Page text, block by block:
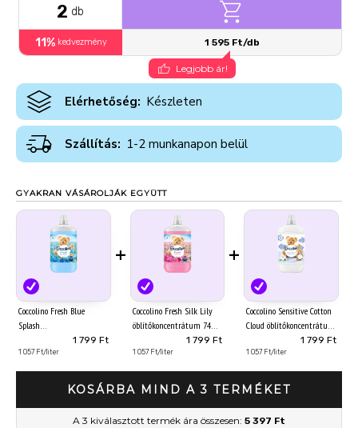
2 db
11%kedvezmény 1 595 Ft/db
Legjobb ár!
Elérhetőség: Készleten
Szállítás: 1-2 munkanapon belül
GYAKRAN VÁSÁROLJÁK EGYÜTT
Coccolino Fresh Blue
Splash
öblítőkoncentrátum 74
mosás 1702 ml
1 799 Ft
1 057 Ft/liter
+
Coccolino Fresh Silk Lily
öblítőkoncentrátum 74
1 799 Ft
1 057 Ft/liter
+
Coccolino Sensitive Cotton
Cloud öblítőkoncentrátum
74 mosás 1702 ml1 799 Ft
1 057 Ft/liter
KOSÁRBA MIND A 3 TERMÉKET
A 3 kiválasztott termék ára összesen: 5 397 Ft